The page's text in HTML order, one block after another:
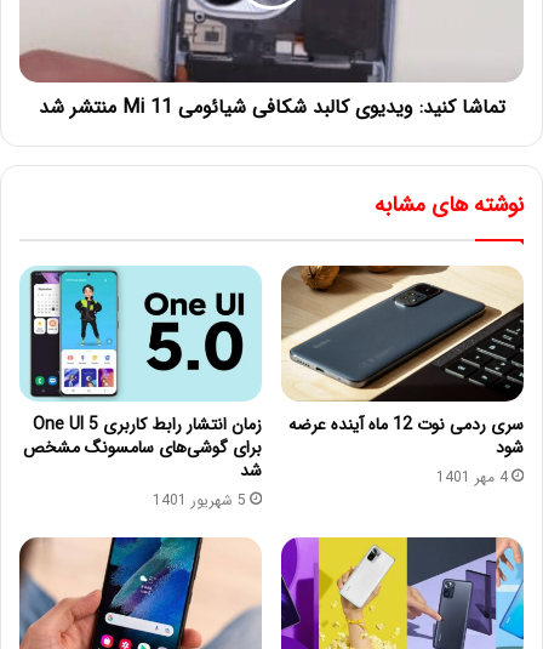
تماشا کنید: ویدیوی کالبد شکافی شیائومی Mi 11 منتشر شد
نوشته های مشابه
سری ردمی نوت 12 ماه آینده عرضه
شود
4 مهر 1401
زمان انتشار رابط کاربری One UI 5
برای گوشی‌های سامسونگ مشخص
شد
5 شهریور 1401